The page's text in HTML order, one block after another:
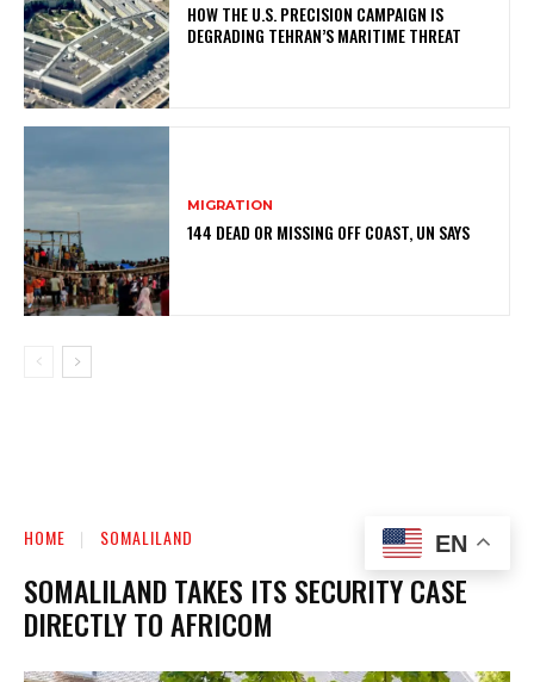
HOW THE U.S. PRECISION CAMPAIGN IS
DEGRADING TEHRAN’S MARITIME THREAT
MIGRATION
144 DEAD OR MISSING OFF COAST, UN SAYS